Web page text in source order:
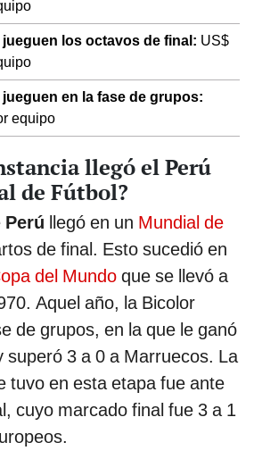
los octavos de final: US$
en la fase de grupos:
equipo
llegó el Perú
de Fútbol?
Perú llegó en un Mundial de
de final. Esto sucedió en
del Mundo que se llevó a
Aquel año, la Bicolor
de grupos, en la que le ganó
superó 3 a 0 a Marruecos. La
tuvo en esta etapa fue ante
cuyo marcado final fue 3 a 1